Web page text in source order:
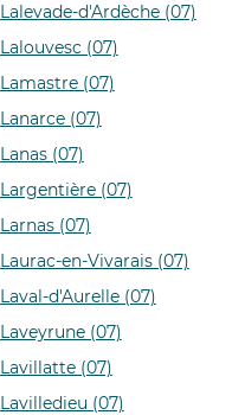
Lalevade-d'Ardèche (07)
Lalouvesc (07)
Lamastre (07)
Lanarce (07)
Lanas (07)
Largentière (07)
Larnas (07)
Laurac-en-Vivarais (07)
Laval-d'Aurelle (07)
Laveyrune (07)
Lavillatte (07)
Lavilledieu (07)